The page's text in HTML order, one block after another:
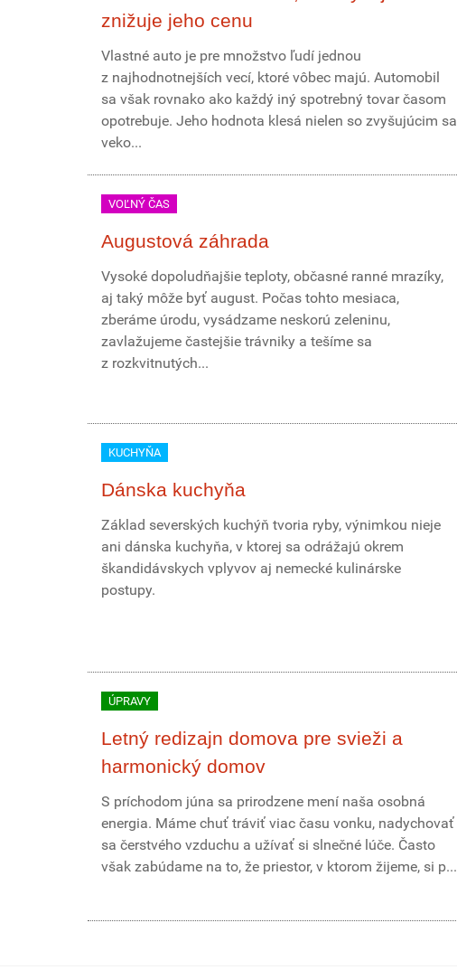
znižuje jeho cenu
Vlastné auto je pre množstvo ľudí jednou
z najhodnotnejších vecí, ktoré vôbec majú. Automobil
sa však rovnako ako každý iný spotrebný tovar časom
opotrebuje. Jeho hodnota klesá nielen so zvyšujúcim sa
veko...
VOĽNÝ ČAS
Augustová záhrada
Vysoké dopoludňajšie teploty, občasné ranné mrazíky,
aj taký môže byť august. Počas tohto mesiaca,
zberáme úrodu, vysádzame neskorú zeleninu,
zavlažujeme častejšie trávniky a tešíme sa
z rozkvitnutých...
KUCHYŇA
Dánska kuchyňa
Základ severských kuchýň tvoria ryby, výnimkou nieje
ani dánska kuchyňa, v ktorej sa odrážajú okrem
škandidávskych vplyvov aj nemecké kulinárske
postupy.
ÚPRAVY
Letný redizajn domova pre svieži a
harmonický domov
S príchodom júna sa prirodzene mení naša osobná
energia. Máme chuť tráviť viac času vonku, nadychovať
sa čerstvého vzduchu a užívať si slnečné lúče. Často
však zabúdame na to, že priestor, v ktorom žijeme, si p...